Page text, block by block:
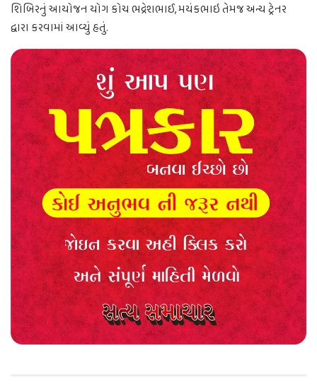
શિબિરનું આયોજન યોગ કોચ ભદ્રેશભાઈ, મયંકભાઇ તેમજ અન્ય ટ્રેનર
દ્વારા કરવામાં આવ્યું હતું.